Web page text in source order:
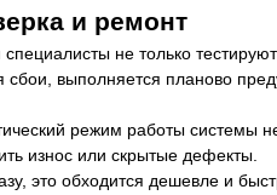
и ремонт
не только
сбои, выполняется планово
режим работы системы
износ или скрытые дефекты.
это обходится дешевле и